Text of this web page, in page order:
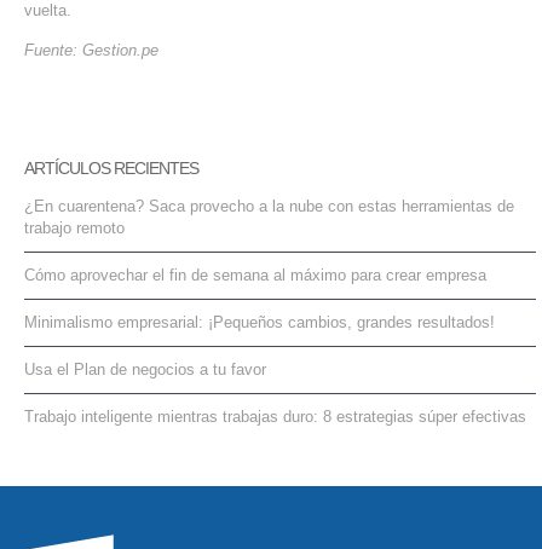
vuelta.
Fuente: Gestion.pe
ARTÍCULOS RECIENTES
¿En cuarentena? Saca provecho a la nube con estas herramientas de
trabajo remoto
Cómo aprovechar el fin de semana al máximo para crear empresa
Minimalismo empresarial: ¡Pequeños cambios, grandes resultados!
Usa el Plan de negocios a tu favor
Trabajo inteligente mientras trabajas duro: 8 estrategias súper efectivas